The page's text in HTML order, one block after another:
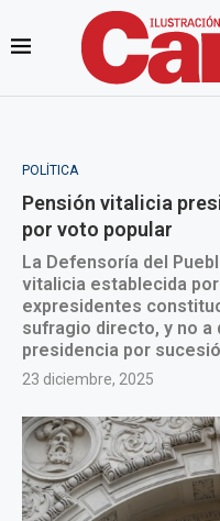
POLÍTICA
Pensión vitalicia
por voto popular
La Defensoría del
vitalicia establecida
expresidentes
sufragio directo, y no a
presidencia por
23 diciembre, 2025